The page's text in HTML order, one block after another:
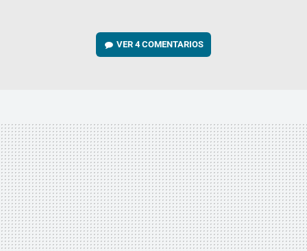
VER4 COMENTARIOS